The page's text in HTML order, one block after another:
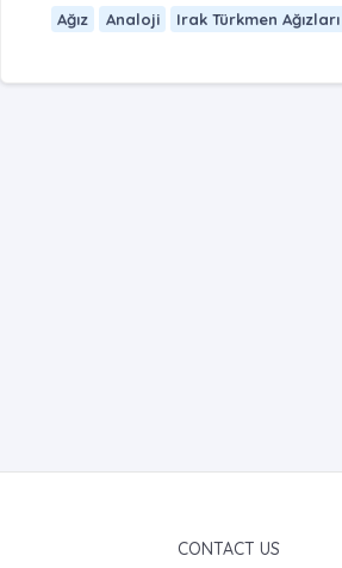
Ağız Analoji Irak Türkmen Ağızları
CONTACT US